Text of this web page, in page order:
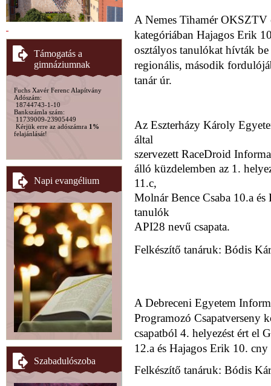
Támogatás a
gimnáziumnak
Fuchs Xavér Ferenc Alapítvány
Adószám:
18744743-1-10
Bankszámla szám:
11739009-23905449
Kérjük erre az adószámra 1%
felajánlását!
Napi evangélium
Szabadulószoba
A Nemes Tihamér OKSZTV
kategóriában Hajagos Erik
osztályos tanulókat hívták
regionális, második
tanár úr.
Az Eszterházy Károly
által
szervezett RaceDroid
álló küzdelemben az 1.
11.c,
Molnár Bence Csaba 10.a
tanulók
API28 nevű csapata.
Felkészítő tanáruk: Bódis
A Debreceni Egyetem
Programozó Csapatverseny
csapatból 4. helyezést ért
12.a és Hajagos Erik 10.
Felkészítő tanáruk: Bódis